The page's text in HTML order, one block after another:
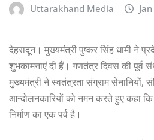
Uttarakhand Media
देहरादून। मुख्यमंत्री पुष्कर सिंह धामी ने
शुभकामनाएं दी हैं। गणतंत्र दिवस की पूर्व
मुख्यमंत्री ने स्वतंत्रता संग्राम सेनानियों,
आन्दोलनकारियों को नमन करते हुए कहा
निर्माण का एक पर्व है।